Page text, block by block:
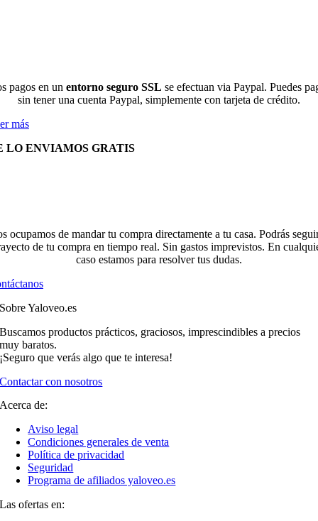
pagos en un entorno seguro SSL se efectuan via Paypal. Puedes
sin tener una cuenta Paypal, simplemente con tarjeta de crédito.
más
LO ENVIAMOS GRATIS
ocupamos de mandar tu compra directamente a tu casa. Podrás
de tu compra en tiempo real. Sin gastos imprevistos. En
caso estamos para resolver tus dudas.
Sobre Yaloveo.es
Buscamos productos prácticos, graciosos, imprescindibles a precios
muy baratos.
¡Seguro que verás algo que te interesa!
Contactar con nosotros
Acerca de:
Aviso legal
Condiciones generales de venta
Política de privacidad
Seguridad
Programa de afiliados yaloveo.es
Las ofertas en: